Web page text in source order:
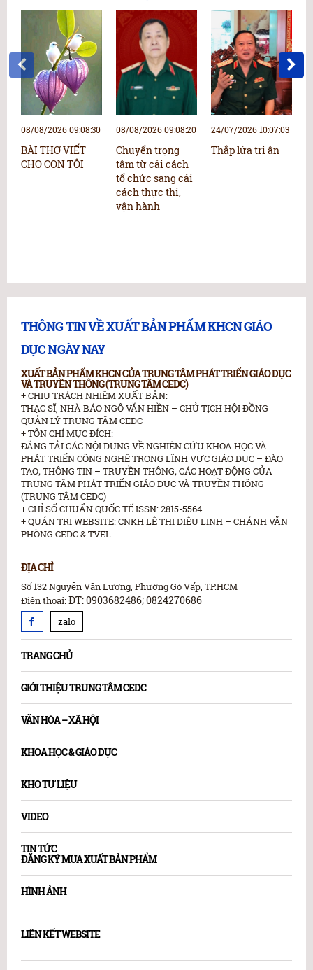
08/08/2026 09:08:30
BÀI THƠ VIẾT
CHO CON TÔI
08/08/2026 09:08:20
Chuyển trọng
tâm từ cải cách
tổ chức sang cải
cách thực thi,
vận hành
24/07/2026 10:07:03
Thắp lửa tri ân
THÔNG TIN VỀ XUẤT BẢN PHẨM KHCN GIÁO
DỤC NGÀY NAY
XUẤT BẢN PHẨM KHCN CỦA TRUNG TÂM PHÁT TRIỂN GIÁO DỤC
VÀ TRUYỀN THÔNG (TRUNG TÂM CEDC)
+ CHỊU TRÁCH NHIỆM XUẤT BẢN:
THẠC SĨ, NHÀ BÁO NGÔ VĂN HIỀN – CHỦ TỊCH HỘI ĐỒNG
QUẢN LÝ TRUNG TÂM CEDC
+ TÔN CHỈ MỤC ĐÍCH:
ĐĂNG TẢI CÁC NỘI DUNG VỀ NGHIÊN CỨU KHOA HỌC VÀ
PHÁT TRIỂN CÔNG NGHỆ TRONG LĨNH VỰC GIÁO DỤC – ĐÀO
TAO; THÔNG TIN – TRUYỀN THÔNG; CÁC HOẠT ĐỘNG CỦA
TRUNG TÂM PHÁT TRIỂN GIÁO DỤC VÀ TRUYỀN THÔNG
(TRUNG TÂM CEDC)
+ CHỈ SỐ CHUẨN QUỐC TẾ ISSN: 2815-5564
+ QUẢN TRỊ WEBSITE: CNKH LÊ THỊ DIỆU LINH – CHÁNH VĂN
PHÒNG CEDC & TVEL
ĐỊA CHỈ
Số 132 Nguyễn Văn Lượng, Phường Gò Vấp, TP.HCM
Điện thoại:ĐT: 0903682486; 0824270686
zalo
TRANG CHỦ
GIỚI THIỆU TRUNG TÂM CEDC
VĂN HÓA – XÃ HỘI
KHOA HỌC & GIÁO DỤC
KHO TƯ LIỆU
VIDEO
TIN TỨC
ĐĂNG KÝ MUA XUẤT BẢN PHẨM
HÌNH ẢNH
LIÊN KẾT WEBSITE